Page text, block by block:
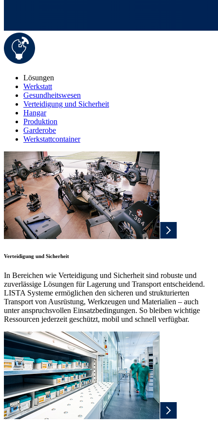
Lösungen
Werkstatt
Gesundheitswesen
Verteidigung und Sicherheit
Hangar
Produktion
Garderobe
Werkstattcontainer
Verteidigung und Sicherheit
In Bereichen wie Verteidigung und Sicherheit sind robuste und
zuverlässige Lösungen für Lagerung und Transport entscheidend.
LISTA Systeme ermöglichen den sicheren und strukturierten
Transport von Ausrüstung, Werkzeugen und Materialien – auch
unter anspruchsvollen Einsatzbedingungen. So bleiben wichtige
Ressourcen jederzeit geschützt, mobil und schnell verfügbar.